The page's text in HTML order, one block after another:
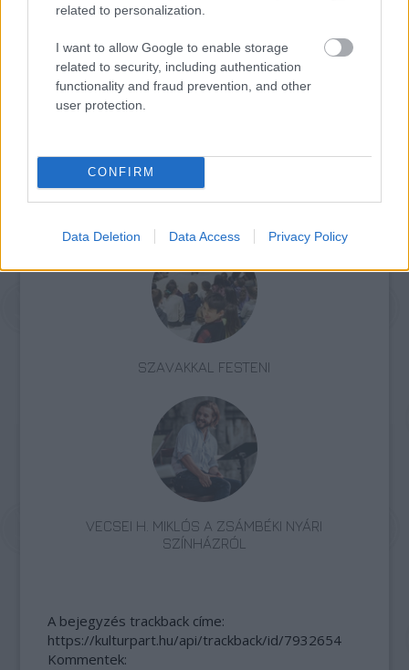
related to personalization.
I want to allow Google to enable storage
related to security, including authentication
functionality and fraud prevention, and other
user protection.
CONFIRM
Data Deletion Data Access Privacy Policy
Egyiptom Közel-Kelet Ókor Lavór
SZAVAKKAL FESTENI
VECSEI H. MIKLÓS A ZSÁMBÉKI NYÁRI
SZÍNHÁZRÓL
A bejegyzés trackback címe:
https://kulturpart.hu/api/trackback/id/7932654
Kommentek: